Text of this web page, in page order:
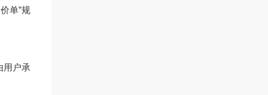
单”规
用户承